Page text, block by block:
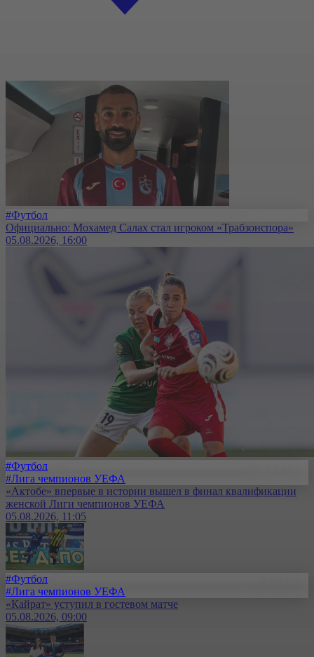
#Футбол
Официально: Мохамед Салах стал игроком «Трабзонспора»
05.08.2026, 16:00
#Футбол
#Лига чемпионов УЕФА
«Актобе» впервые в истории вышел в финал квалификации
женской Лиги чемпионов УЕФА
05.08.2026, 11:05
#Футбол
#Лига чемпионов УЕФА
«Кайрат» уступил в гостевом матче
05.08.2026, 09:00